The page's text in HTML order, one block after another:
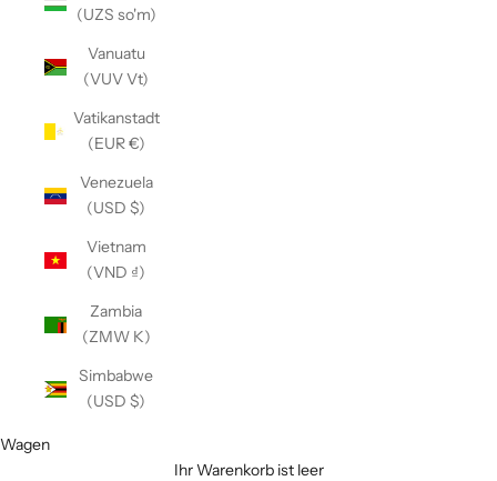
(UZS so'm)
Vanuatu
(VUV Vt)
Vatikanstadt
(EUR €)
Venezuela
(USD $)
Vietnam
(VND ₫)
Zambia
(ZMW K)
Simbabwe
(USD $)
Wagen
Ihr Warenkorb ist leer